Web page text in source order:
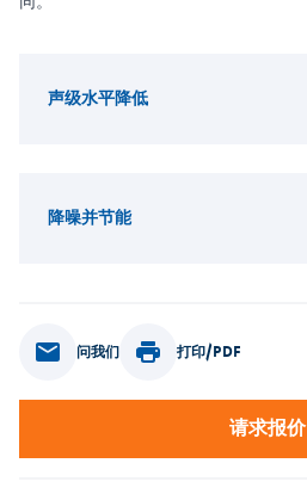
声级水平降低
降噪并节能
问我们 打印/PDF
请求报价